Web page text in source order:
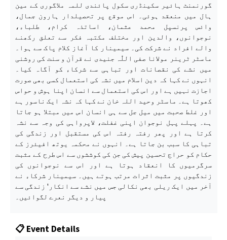
گورنمنٹ ہائیر سکینڈری سکول پائندی للمہ ملاگوری کے مین
ہال میں منعقد ہوئی۔ اس موقع پر تحصیلدار ہارون جمال،
وائس پرنسپل محمد عثمان، اساتذہ کرام، طلباء،
نوجوانوں، والدین اور مختلف مکتبہ فکر سے تعلق رکھنے
والے افراد نے شرکت کی۔ سیمینار کا آغاز کلام پاک سے ہوا۔
ماسٹر ٹرینر مولانا صفی اللّٰہ جنیدی نے قرآن و سنت کی روشنی
میں نشے کی نقصانات اور تباہی سے شرکاء کو آگاہ کیا۔
انہوں نے کہا کہ دین اسلام میں نشہ کی استعمال کسی بھی صورت
اجازت نہیں ہے اور اس کی استعمال سے انسان اپنا ہوش و حواس
کھوتا ہے۔ ماسٹر وحید اللہ خان نے کہا کہ نشہ ایک ناسور ہے
اور غلط صحبت میں میل جل سے ہی انسان اس میں مبتلا ہو جاتا
ہے۔ پہلے پہل نوجوان اپنی غفلت، لاپرواہی کی وجہ سے نشہ
کرتا ہے اور پھر رفتہ رفتہ اس کی مستقبل اور زندگی کی
تباہی کا سبب بن جاتا ہے۔ انہوں نے محکمہ یوتھ افیئرز کے
حکام کو حراج تحسین پیش کی جن کی کوششوں سے اس طرح کے مثبت
سرگرمیوں کا انعقاد ہوتا ہے اور اس سے نوجوانوں کی
زندگیوں پر مثبت اثرات مرتب ہوتے ہیں۔ سیمینار شرکاء نے
آخر میں ایک ریلی بھی نکالی جس میں نشے سے انکار' زندگی سے
پیار و دیگر نعرے لگوائیں۔
📋 Event Details